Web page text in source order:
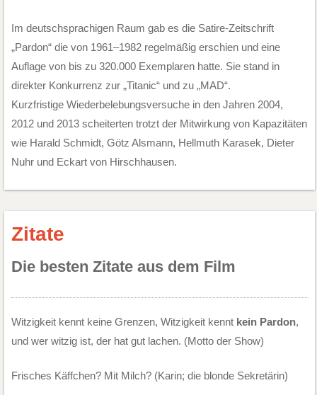
Im deutschsprachigen Raum gab es die Satire-Zeitschrift
„Pardon“ die von 1961–1982 regelmäßig erschien und eine
Auflage von bis zu 320.000 Exemplaren hatte. Sie stand in
direkter Konkurrenz zur „Titanic“ und zu „MAD“.
Kurzfristige Wiederbelebungsversuche in den Jahren 2004,
2012 und 2013 scheiterten trotzt der Mitwirkung von Kapazitäten
wie Harald Schmidt, Götz Alsmann, Hellmuth Karasek, Dieter
Nuhr und Eckart von Hirschhausen.
Zitate
Die besten Zitate aus dem Film
Witzigkeit kennt keine Grenzen, Witzigkeit kennt kein Pardon,
und wer witzig ist, der hat gut lachen. (Motto der Show)
Frisches Käffchen? Mit Milch? (Karin; die blonde Sekretärin)